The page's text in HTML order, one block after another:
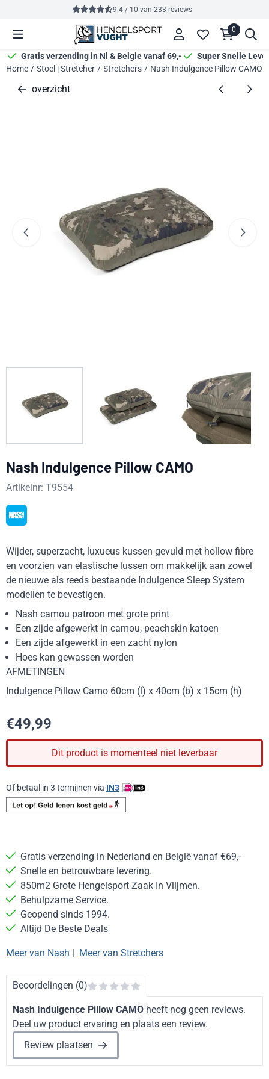
Cookievoorkeuren zijn momenteel gesloten.
9.4 / 10 van 233 reviews
0
Gratis verzending in Nl & Belgie vanaf 69,-
Super Snelle
Home / Stoel | Stretcher / Stretchers / Nash Indulgence Pillow CAMO
overzicht
Nash Indulgence Pillow CAMO
Artikelnr: T9554
Wijder, superzacht, luxueus kussen gevuld met hollow fibre
en voorzien van elastische lussen om makkelijk aan zowel
de nieuwe als reeds bestaande Indulgence Sleep System
modellen te bevestigen.
Nash camou patroon met grote print
Een zijde afgewerkt in camou, peachskin katoen
Een zijde afgewerkt in een zacht nylon
Hoes kan gewassen worden
AFMETINGEN
Indulgence Pillow Camo 60cm (l) x 40cm (b) x 15cm (h)
€49,99
Dit product is momenteel niet leverbaar
Of betaal in 3 termijnen via IN3
Gratis verzending in Nederland en België vanaf €69,-
Snelle en betrouwbare levering.
850m2 Grote Hengelsport Zaak In Vlijmen.
Behulpzame Service.
Geopend sinds 1994.
Altijd De Beste Deals
Meer van Nash | Meer van Stretchers
Beoordelingen (0)
Nash Indulgence Pillow CAMO heeft nog geen reviews.
Deel uw product ervaring en plaats een review.
Review plaatsen